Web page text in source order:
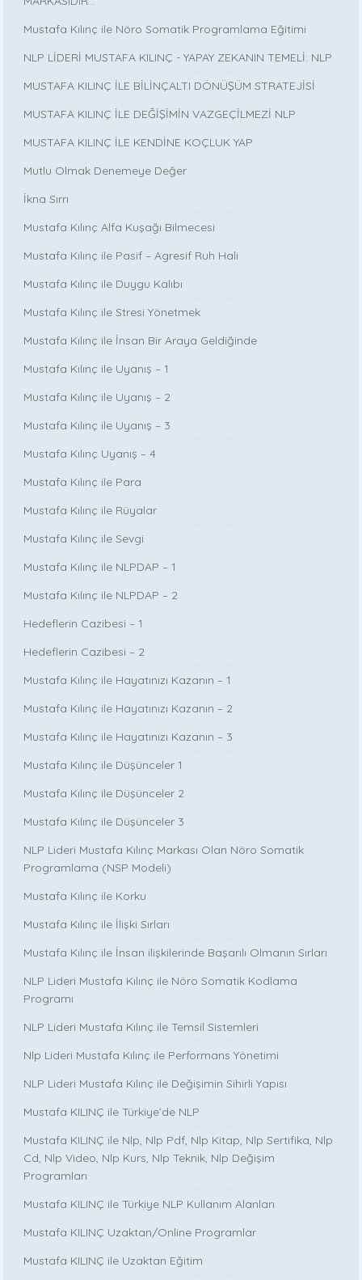
Mustafa Kılınç ile Nöro Somatik Programlama Eğitimi
NLP LİDERİ MUSTAFA KILINÇ - YAPAY ZEKANIN TEMELİ: NLP
MUSTAFA KILINÇ İLE BİLİNÇALTI DÖNÜŞÜM STRATEJİSİ
MUSTAFA KILINÇ İLE DEĞİŞİMİN VAZGEÇİLMEZİ NLP
MUSTAFA KILINÇ İLE KENDİNE KOÇLUK YAP
Mutlu Olmak Denemeye Değer
İkna Sırrı
Mustafa Kılınç Alfa Kuşağı Bilmecesi
Mustafa Kılınç ile Pasif – Agresif Ruh Hali
Mustafa Kılınç ile Duygu Kalıbı
Mustafa Kılınç ile Stresi Yönetmek
Mustafa Kılınç ile İnsan Bir Araya Geldiğinde
Mustafa Kılınç ile Uyanış – 1
Mustafa Kılınç ile Uyanış – 2
Mustafa Kılınç ile Uyanış – 3
Mustafa Kılınç Uyanış – 4
Mustafa Kılınç ile Para
Mustafa Kılınç ile Rüyalar
Mustafa Kılınç ile Sevgi
Mustafa Kılınç ile NLPDAP – 1
Mustafa Kılınç ile NLPDAP – 2
Hedeflerin Cazibesi – 1
Hedeflerin Cazibesi – 2
Mustafa Kılınç ile Hayatınızı Kazanın – 1
Mustafa Kılınç ile Hayatınızı Kazanın – 2
Mustafa Kılınç ile Hayatınızı Kazanın – 3
Mustafa Kılınç ile Düşünceler 1
Mustafa Kılınç ile Düşünceler 2
Mustafa Kılınç ile Düşünceler 3
NLP Lideri Mustafa Kılınç Markası Olan Nöro Somatik
Programlama (NSP Modeli)
Mustafa Kılınç ile Korku
Mustafa Kılınç ile İlişki Sırları
Mustafa Kılınç ile İnsan ilişkilerinde Başarılı Olmanın Sırları
NLP Lideri Mustafa Kılınç ile Nöro Somatik Kodlama
Programı
NLP Lideri Mustafa Kılınç ile Temsil Sistemleri
Nlp Lideri Mustafa Kılınç ile Performans Yönetimi
NLP Lideri Mustafa Kılınç ile Değişimin Sihirli Yapısı
Mustafa KILINÇ ile Türkiye’de NLP
Mustafa KILINÇ ile Nlp, Nlp Pdf, Nlp Kitap, Nlp Sertifika, Nlp
Cd, Nlp Video, Nlp Kurs, Nlp Teknik, Nlp Değişim
Programları
Mustafa KILINÇ ile Türkiye NLP Kullanım Alanları
Mustafa KILINÇ Uzaktan/Online Programlar
Mustafa KILINÇ ile Uzaktan Eğitim